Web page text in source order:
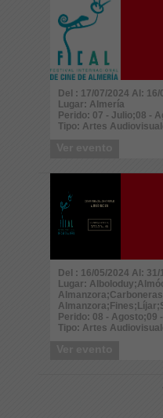
Del : 17/07/2024 Al: 16/
Lugar: Almería
Perido: 07 - Julio;08 -
Tipo: Artes
Del : 16/05/2024 Al: 31/
Lugar:
Perido: 08 - Agosto;09
Tipo: Artes